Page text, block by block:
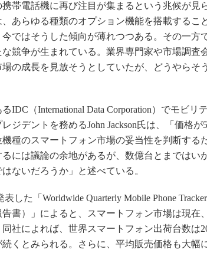
イノベーションは日本を救うのか
JASA発IoT通信
IHSアナリスト「未来展望」
「英語に愛されないエンジニア」の
ための新行動論
帯電話機に再び注目が集まるという兆候が見
あらゆる種類のオプション機能を搭載するこ
ではそうした傾向が薄れつつある。その一方
競争が生まれている。業界専門家や市場調査
の成長を見放そうとしていたが、どうやらそ
IDC（International Data Corporation）でモビリ
ジデントを務めるJohn Jackson氏は、「価格が
種のスマートフォン市場の妥当性を判断する
には議論の余地があるが、数億台とまではい
ないだろうか」と述べている。
した「Worldwide Quarterly Mobile Phone
書）」によると、スマートフォン市場は現在
社によれば、世界スマートフォン出荷台数は
くとみられる。さらに、平均販売価格も大幅